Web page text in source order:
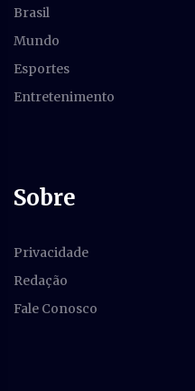
Brasil
Mundo
Esportes
Entretenimento
Sobre
Privacidade
Redação
Fale Conosco